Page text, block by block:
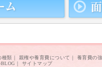
種類 親権や養育費について 養育費の
サイトマップ